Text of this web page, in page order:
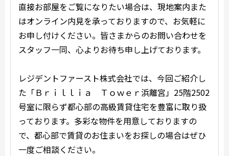
直接お部屋をご覧になりたい場合は、現地案内また
はオンライン内見を承っておりますので、お気軽に
お申し付けください。皆さまからのお問い合わせを
スタッフ一同、心よりお待ち申し上げております。
レジデントファースト株式会社では、今回ご紹介し
た「Ｂｒｉｌｌｉａ Ｔｏｗｅｒ浜離宮」25階2502
号室に限らず都心部の高級賃貸住宅を豊富に取り扱
っております。多彩な物件を用意しておりますの
で、都心部で賃貸のお住まいをお探しの場合はぜひ
一度ご相談ください。